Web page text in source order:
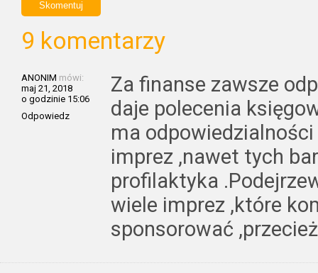
9 komentarzy
ANONIM mówi:
maj 21, 2018
o godzinie 15:06
Odpowiedz
Za finanse zawsze
daje polecenia
ma
imprez ,nawet tych
profilaktyka
wiele imprez ,które
sponsorować